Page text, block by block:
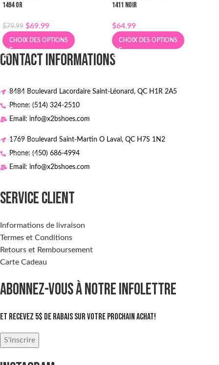
1494 OR
$79.99 $69.99
CHOIX DES OPTIONS
1411 NOIR
$64.99
CHOIX DES OPTIONS
CONTACT INFORMATIONS
8484 Boulevard Lacordaire Saint-Léonard, QC H1R 2A5
Phone: (514) 324-2510
Email: info@x2bshoes.com
1769 Boulevard Saint-Martin O Laval, QC H7S 1N2
Phone: (450) 686-4994
Email: info@x2bshoes.com
SERVICE CLIENT
Informations de livraison
Termes et Conditions
Retours et Remboursement
Carte Cadeau
ABONNEZ-VOUS À NOTRE INFOLETTRE
Et recevez 5$ de rabais sur votre prochain achat!
S'inscrire